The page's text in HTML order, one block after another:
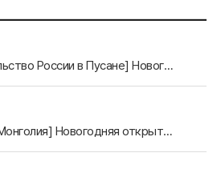
[Генеральное консульство России в Пусане] Новогодняя открытка от Генерального консула России Оксаны Дудник Генеральному секретарю АРАССВА
[Баянхонгор аймак, Монголия] Новогодняя открытка от Губернатора Баянхонгор аймака Мунхсайхана Генеральному секретарю АРАССВА